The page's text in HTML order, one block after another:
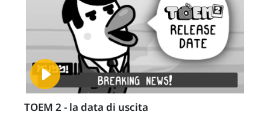
TOEM 2 - la data di uscita